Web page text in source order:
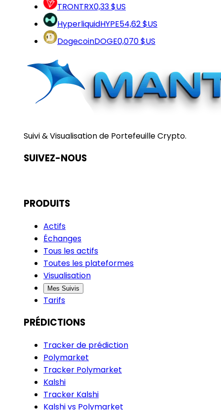
TRONTRX0,33 $US
HyperliquidHYPE54,62 $US
DogecoinDOGE0,070 $US
Suivi & Visualisation de Portefeuille Crypto.
SUIVEZ-NOUS
PRODUITS
Actifs
Échanges
Tous les actifs
Toutes les plateformes
Visualisation
Mes Suivis
Tarifs
PRÉDICTIONS
Tracker de prédiction
Polymarket
Tracker Polymarket
Kalshi
Tracker Kalshi
Kalshi vs Polymarket